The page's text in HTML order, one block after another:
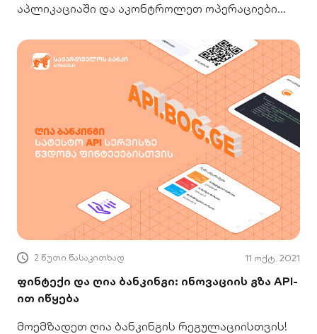
აპლიკაციაში და აკონტროლეთ ოპერაციები
2 წუთი წასაკითხად 11 ოქტ. 2021
ფინტექი და ღია ბანკინგი: ინოვაციის გზა API-
ით იწყება
მოემზადეთ ღია ბანკინგის რეგულაციისთვის!